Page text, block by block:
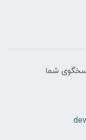
پاسخگوی شما